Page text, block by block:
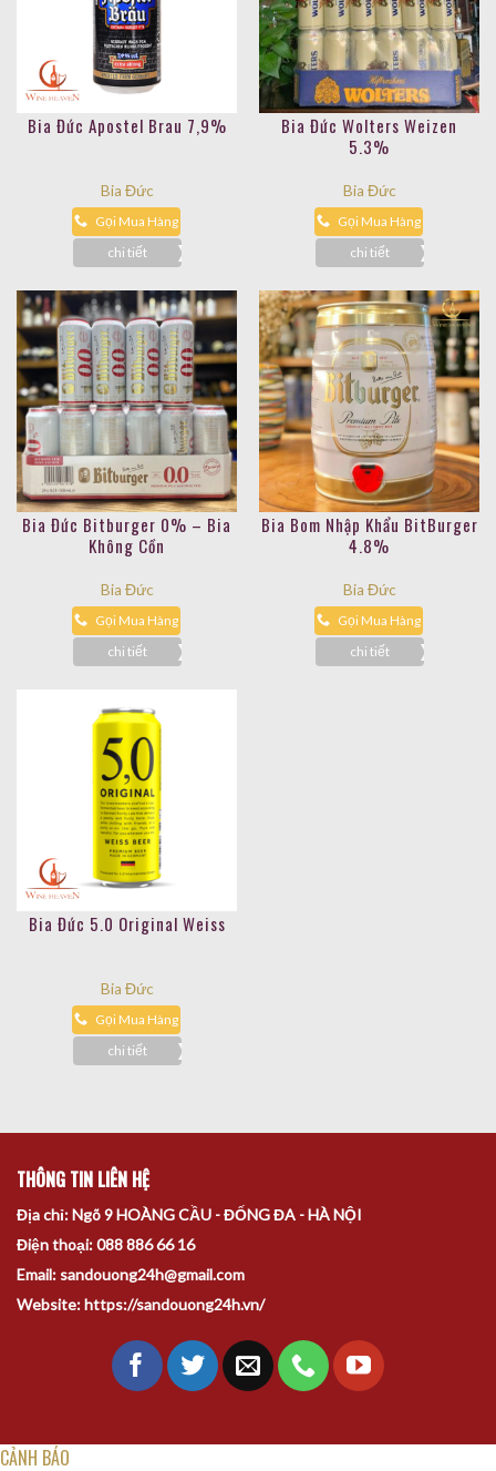
Bia Đức Apostel Brau 7,9%
Bia Đức
Gọi Mua Hàng
chi tiết
Bia Đức Wolters Weizen
5.3%
Bia Đức
Gọi Mua Hàng
chi tiết
Bia Đức Bitburger 0% – Bia
Không Cồn
Bia Đức
Gọi Mua Hàng
chi tiết
Bia Bom Nhập Khẩu BitBurger
4.8%
Bia Đức
Gọi Mua Hàng
chi tiết
Bia Đức 5.0 Original Weiss
Bia Đức
Gọi Mua Hàng
chi tiết
THÔNG TIN LIÊN HỆ
Địa chỉ: Ngõ 9 HOÀNG CẦU - ĐỐNG ĐA - HÀ NỘI
Điện thoại: 088 886 66 16
Email: sandouong24h@gmail.com
Website: https://sandouong24h.vn/
CẢNH BÁO